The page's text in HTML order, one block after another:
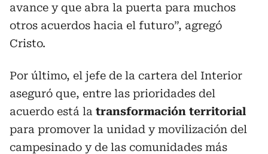
avance y que abra la puerta para muchos
otros acuerdos hacia el futuro”, agregó
Cristo.
Por último, el jefe de la cartera del Interior
aseguró que, entre las prioridades del
acuerdo está la transformación territorial
para promover la unidad y movilización del
campesinado y de las comunidades más